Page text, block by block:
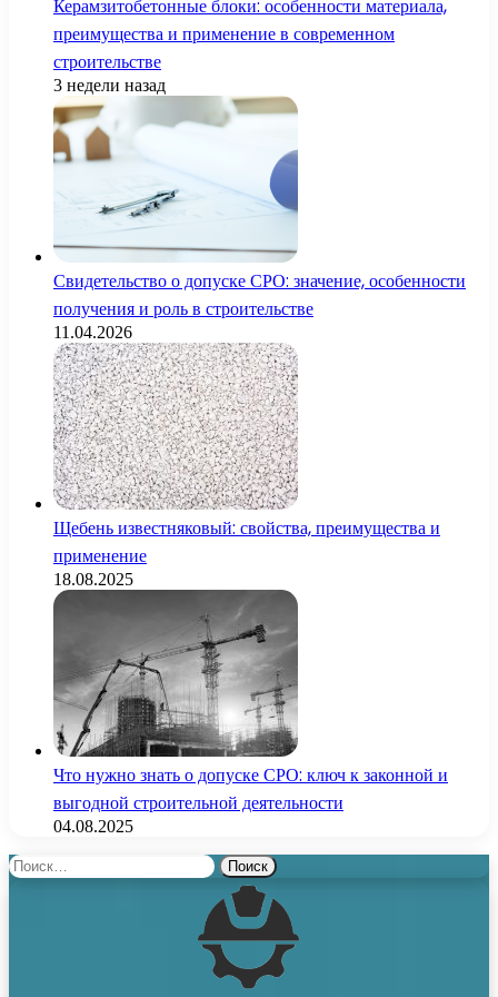
Керамзитобетонные блоки: особенности материала,
преимущества и применение в современном
строительстве
3 недели назад
Свидетельство о допуске СРО: значение, особенности
получения и роль в строительстве
11.04.2026
Щебень известняковый: свойства, преимущества и
применение
18.08.2025
Что нужно знать о допуске СРО: ключ к законной и
выгодной строительной деятельности
04.08.2025
Найти: